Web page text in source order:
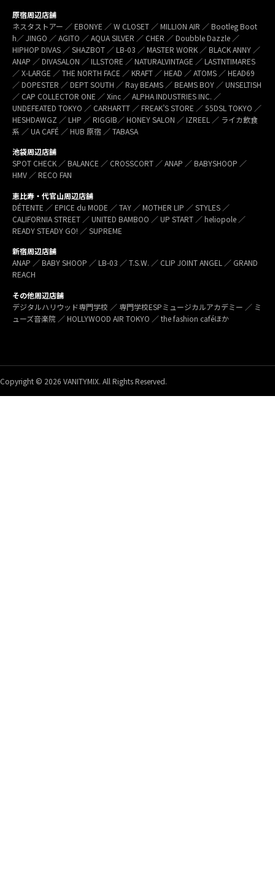
原宿周辺店舗
ネスタストアー ／ EBONYE ／ W CLOSET ／ MILLION AIR ／ Bootleg Boot
h／ JINGO ／ AGITO ／ AQUA SILVER ／ CHER ／ Doubble Dazzle ／
HIPHOP DIVAS ／ SHAZBOT ／ LB-03 ／ MASTER WORK ／ BLACK ANNY ／
ANAP ／ DIVASALON ／ ILLSTORE ／ NATURALVINTAGE ／ LASTNTIMARES
／ X-LARGE ／ THE NORTH FACE ／ KRAFT ／ HEAD ／ ATOMS ／ HEAD69
／ DOPESTER ／ DEPT SOUTH ／ Ray BEAMS ／ BEAMS BOY ／ UNSELTISH
／ CAP COLLECTOR ONE ／ Xinc ／ ALPHA INDUSTRIES INC. ／
UNDEFEATED TOKYO ／ CARHARTT ／ FREAK’S STORE ／ 55DSL TOKYO ／
HESHDAWGZ ／ LHP ／ RIGGIB／ HONEY SALON ／ IZREEL ／ ライカ飲食
系 ／ UA CAFÉ ／ HUB 原宿 ／ TABASA
池袋周辺店舗
SPOT CHECK ／ BALANCE ／ CROSSCORT ／ ANAP ／ BABYSHOOP ／
HMV ／ RECO FAN
恵比寿・代官山周辺店舗
DÉTENTE ／ EPICE du MODE ／ TAY ／ MOTHER LIP ／ STYLES ／
CALIFORNIA STREET ／ UNITED BAMBOO ／ UP START ／ heliopole ／
READY STEADY GO! ／ SUPREME
新宿周辺店舗
ANAP ／ BABY SHOOP ／ LB-03 ／ T.S.W. ／ CLIP JOINT ANGEL ／ GRAND
REACH
その他周辺店舗
デジタルハリウッド専門学校 ／ 専門学校ESPミュージカルアカデミー ／ ミ
ューズ音楽院 ／ HOLLYWOOD AIR TOKYO ／ the fashion caféほか
Copyright © 2026 VANITYMIX. All Rights Reserved.